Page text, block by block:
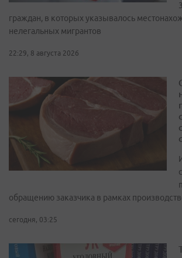
граждан, в которых указывалось
нелегальных мигрантов
22:29, 8 августа 2026
обращению заказчика в рамках
сегодня, 03:25